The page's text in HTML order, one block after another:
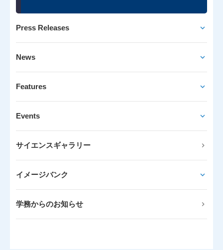
Press Releases
News
Features
Events
サイエンスギャラリー
イメージバンク
学務からのお知らせ